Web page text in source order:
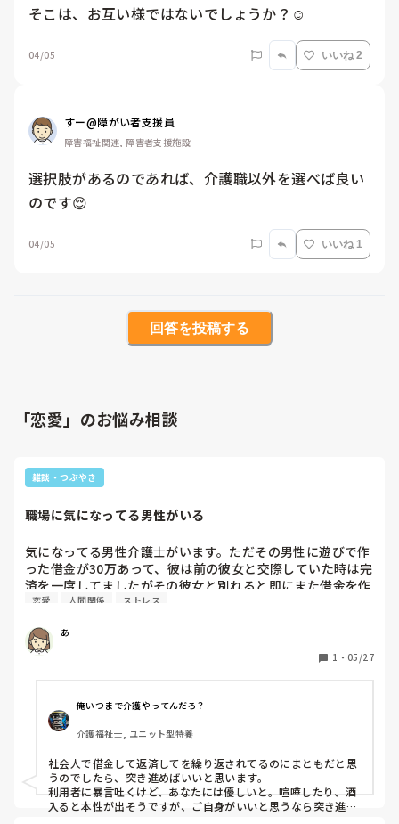
そこは、お互い様ではないでしょうか？☺️
04/05 いいね 2
すー@障がい者支援員
障害福祉関連, 障害者支援施設
選択肢があるのであれば、介護職以外を選べば良い
のです😌
04/05 いいね 1
回答を投稿する
「恋愛」のお悩み相談
雑談・つぶやき
職場に気になってる男性がいる
気になってる男性介護士がいます。ただその男性に遊びで作
った借金が30万あって、彼は前の彼女と交際していた時は完
済を一度してましたがその彼女と別れると即にまた借金を作
り、その彼女と別れた時また借金を作っていて、別れるまで
彼は元カノとは何度も別れたし別れても文句言われてたから
返せなかったけど君は違うし、私と付き合えるなら返済を頑
してるか聞いてくれてるし彼も頑張ってくれてるなら交際し
ても大丈夫と思いますか?
あとその男性は施設で一度問題行動多い利用者にうるせぇボ
ケと暴言を吐きました。
色々不安になる要素が多いのですが、大丈夫でしょうか。彼
は私には凄く優しいし穏やかです
恋愛 人間関係 ストレス
あ
1 ・ 05/27
俺いつまで介護やってんだろ？
介護福祉士, ユニット型特養
社会人で借金して返済してを繰り返されてるのにまともだと思
うのでしたら、突き進めばいいと思います。
利用者に暴言吐くけど、あなたには優しいと。喧嘩したり、酒
入ると本性が出そうですが、ご自身がいいと思うなら突き進め